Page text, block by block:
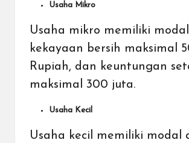
Usaha Mikro
Usaha mikro memiliki
kekayaan bersih maksimal
Rupiah, dan keuntungan
maksimal 300 juta.
Usaha Kecil
Usaha kecil memiliki modal